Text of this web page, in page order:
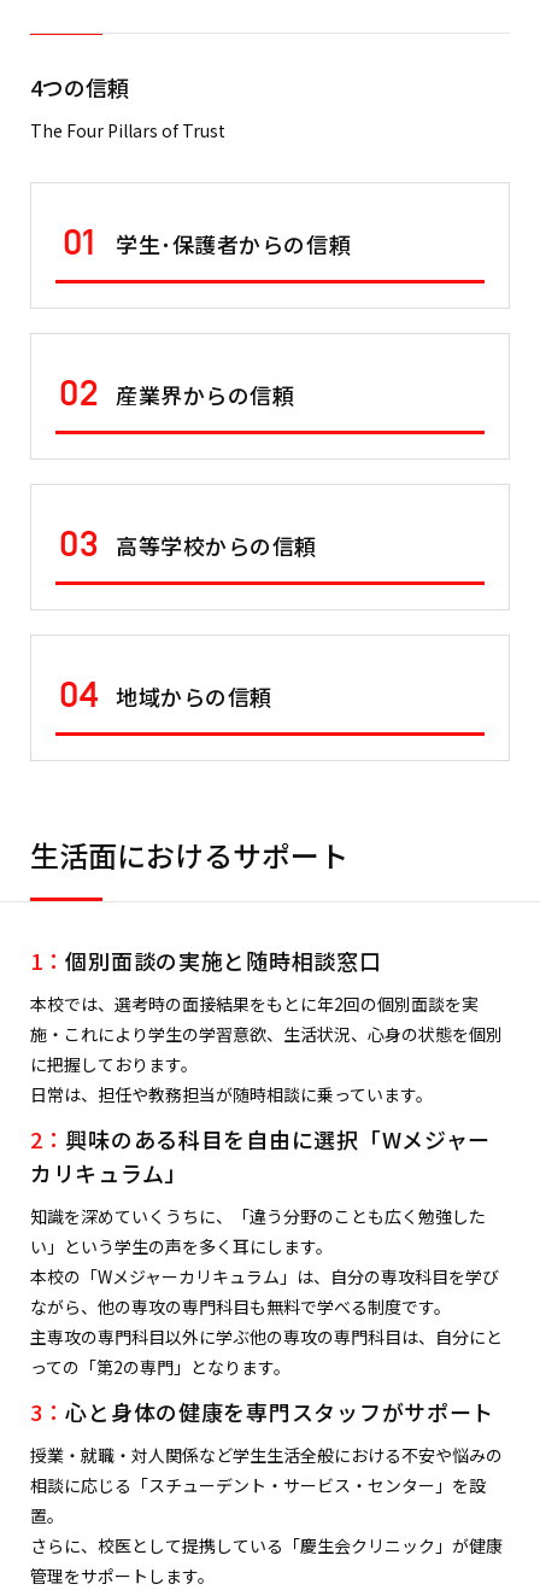
4つの信頼
The Four Pillars of Trust
01 学生･保護者からの信頼
02 産業界からの信頼
03 高等学校からの信頼
04 地域からの信頼
生活面におけるサポート
1：個別面談の実施と随時相談窓口
本校では、選考時の面接結果をもとに年2回の個別面談を実
施・これにより学生の学習意欲、生活状況、心身の状態を個別
に把握しております。
日常は、担任や教務担当が随時相談に乗っています。
2： 興味のある科目を自由に選択「Wメジャー
カリキュラム」
知識を深めていくうちに、「違う分野のことも広く勉強した
い」という学生の声を多く耳にします。
本校の「Wメジャーカリキュラム」は、自分の専攻科目を学び
ながら、他の専攻の専門科目も無料で学べる制度です。
主専攻の専門科目以外に学ぶ他の専攻の専門科目は、自分にと
っての「第2の専門」となります。
3：心と身体の健康を専門スタッフがサポート
授業・就職・対人関係など学生生活全般における不安や悩みの
相談に応じる「スチューデント・サービス・センター」を設
置。
さらに、校医として提携している「慶生会クリニック」が健康
管理をサポートします。